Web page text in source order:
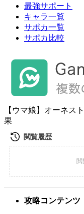
最強サポート
キャラ一覧
サポカ一覧
サポカ比較
【ウマ娘】オーネス
果
攻略コンテンツ